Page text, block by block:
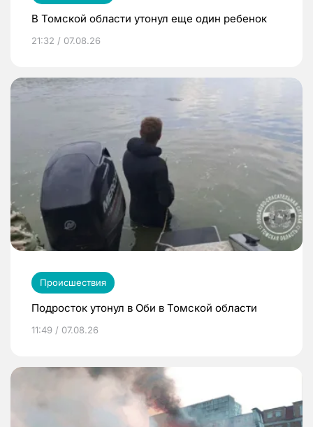
В Томской области утонул еще один ребенок
21:32 / 07.08.26
Происшествия
Подросток утонул в Оби в Томской области
11:49 / 07.08.26